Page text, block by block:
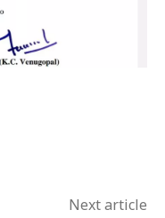
Next article